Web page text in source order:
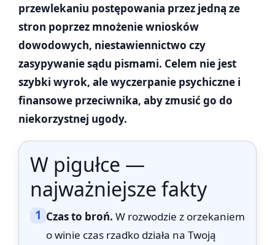
przewlekaniu postępowania przez jedną ze
stron poprzez mnożenie wniosków
dowodowych, niestawiennictwo czy
zasypywanie sądu pismami. Celem nie jest
szybki wyrok, ale wyczerpanie psychiczne i
finansowe przeciwnika, aby zmusić go do
niekorzystnej ugody.
W pigułce —
najważniejsze fakty
1 Czas to broń. W rozwodzie z orzekaniem
o winie czas rzadko działa na Twoją